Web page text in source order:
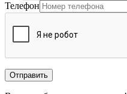
Телефон
Отправить